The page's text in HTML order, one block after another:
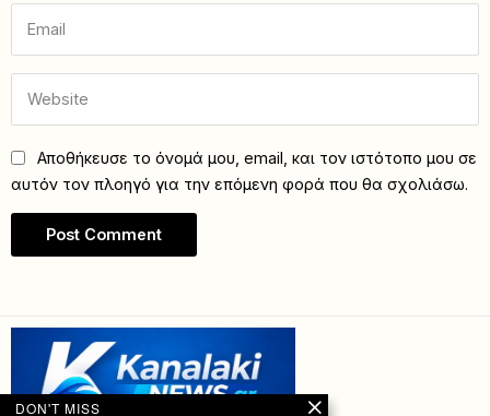
Αποθήκευσε το όνομά μου, email, και τον ιστότοπο μου σε
αυτόν τον πλοηγό για την επόμενη φορά που θα σχολιάσω.
DON'T MISS